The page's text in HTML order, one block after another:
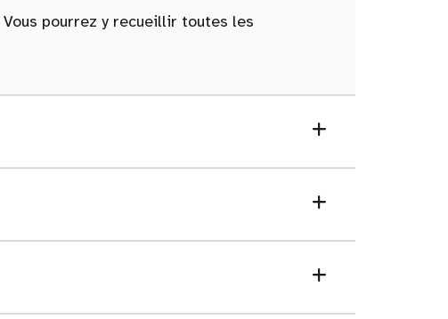
pourrez y recueillir toutes les